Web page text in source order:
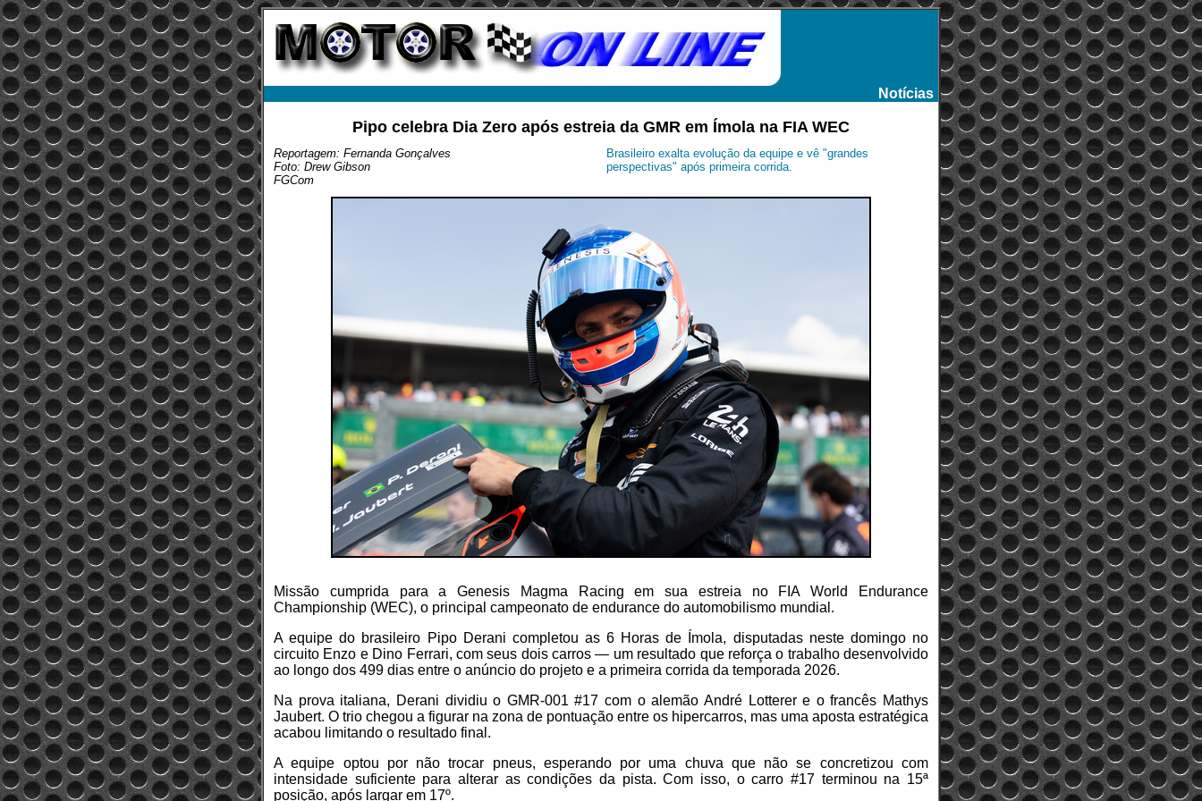
Notícias
Pipo celebra Dia Zero após estreia da GMR em Ímola na FIA WEC
Reportagem: Fernanda Gonçalves
Foto: Drew Gibson
FGCom
Brasileiro exalta evolução da equipe e vê "grandes
perspectivas" após primeira corrida.
Missão cumprida para a Genesis Magma Racing em sua estreia no FIA World Endurance
Championship (WEC), o principal campeonato de endurance do automobilismo mundial.
A equipe do brasileiro Pipo Derani completou as 6 Horas de Ímola, disputadas neste domingo no
circuito Enzo e Dino Ferrari, com seus dois carros — um resultado que reforça o trabalho desenvolvido
ao longo dos 499 dias entre o anúncio do projeto e a primeira corrida da temporada 2026.
Na prova italiana, Derani dividiu o GMR-001 #17 com o alemão André Lotterer e o francês Mathys
Jaubert. O trio chegou a figurar na zona de pontuação entre os hipercarros, mas uma aposta estratégica
acabou limitando o resultado final.
A equipe optou por não trocar pneus, esperando por uma chuva que não se concretizou com
intensidade suficiente para alterar as condições da pista. Com isso, o carro #17 terminou na 15ª
posição, após largar em 17º.